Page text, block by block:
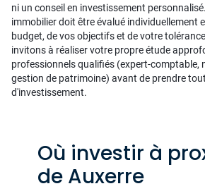
ni un conseil en investissement
immobilier doit être évalué individuellement
budget, de vos objectifs et de votre
invitons à réaliser votre propre étude
professionnels qualifiés (expert-comptable,
gestion de patrimoine) avant de prendre
d'investissement.
Où investir à
de Auxerre